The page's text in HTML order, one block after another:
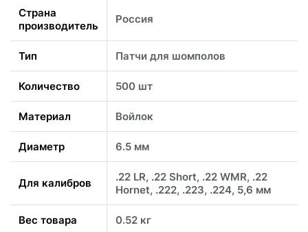
Страна
производитель
Россия
Тип Патчи для шомполов
Количество 500 шт
Материал Войлок
Диаметр 6.5 мм
Для калибров
.22 LR, .22 Short, .22 WMR, .22
Hornet, .222, .223, .224, 5,6 мм
Вес товара 0.52 кг